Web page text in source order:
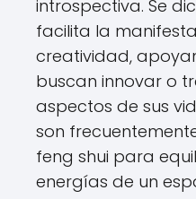
introspectiva. Se
facilita la
creatividad,
buscan innovar o
aspectos de sus
son
feng shui para
energías de un